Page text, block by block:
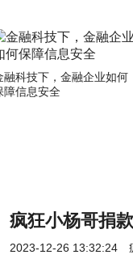
融科技下，金融企业如何
障信息安全
疯狂小杨哥捐
2023-12-26 13:32:24